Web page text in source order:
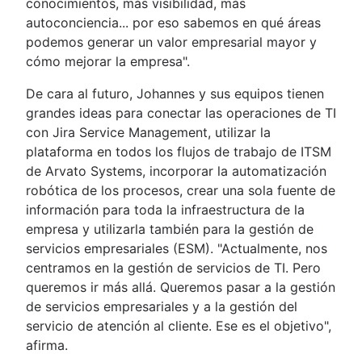
autoconciencia... por eso sabemos en qué áreas
podemos generar un valor empresarial mayor y
cómo mejorar la empresa".
De cara al futuro, Johannes y sus equipos tienen
grandes ideas para conectar las operaciones de TI
con Jira Service Management, utilizar la
plataforma en todos los flujos de trabajo de ITSM
de Arvato Systems, incorporar la automatización
robótica de los procesos, crear una sola fuente de
información para toda la infraestructura de la
empresa y utilizarla también para la gestión de
servicios empresariales (ESM). "Actualmente, nos
centramos en la gestión de servicios de TI. Pero
queremos ir más allá. Queremos pasar a la gestión
de servicios empresariales y a la gestión del
servicio de atención al cliente. Ese es el objetivo",
afirma.